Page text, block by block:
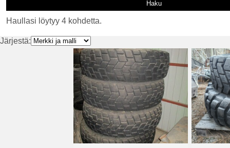
Haullasi löytyy 4 kohdetta.
Järjestä: